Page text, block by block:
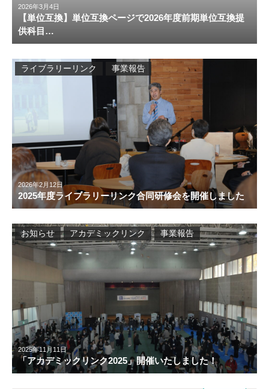
2026年3月4日
【単位互換】単位互換ページで2026年度前期単位互換提
供科目…
2026年2月12日
2025年度ライブラリーリンク合同研修会を開催しました
ライブラリーリンク 事業報告
2025年11月11日
「アカデミックリンク2025」開催いたしました！
お知らせ アカデミックリンク 事業報告